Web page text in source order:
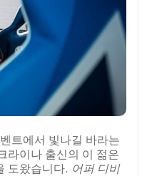
트에서 빛나길 바라는
라이나 출신의 이 젊은
도왔습니다. 어퍼 디비